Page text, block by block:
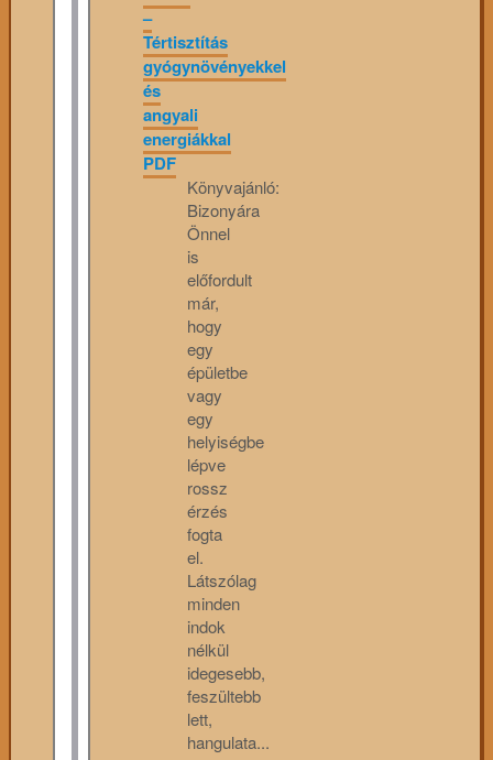
–
Tértisztítás
gyógynövényekkel
és
angyali
energiákkal
PDF
Könyvajánló:
Bizonyára
Önnel
is
előfordult
már,
hogy
egy
épületbe
vagy
egy
helyiségbe
lépve
rossz
érzés
fogta
el.
Látszólag
minden
indok
nélkül
idegesebb,
feszültebb
lett,
hangulata...